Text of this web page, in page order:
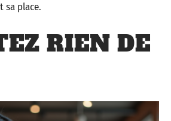
sa place.
RIEN DE